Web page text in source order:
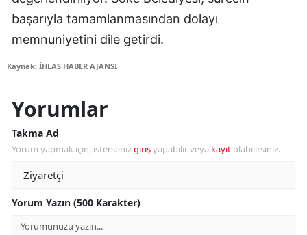
başarıyla tamamlanmasından dolayı
memnuniyetini dile getirdi.
Kaynak: İHLAS HABER AJANSI
Yorumlar
Takma Ad
Yorum yapmak için, istersenizgirişyapabilir veya kayıt olabilirsiniz.
Yorum Yazın (500 Karakter)